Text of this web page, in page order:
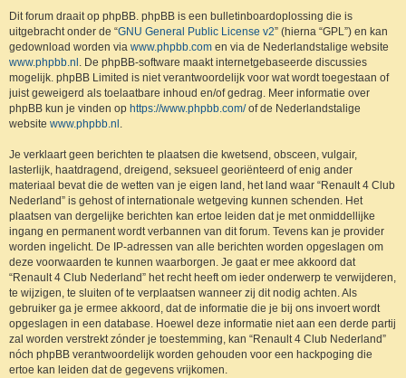
Dit forum draait op phpBB. phpBB is een bulletinboardoplossing die is
uitgebracht onder de “GNU General Public License v2” (hierna “GPL”) en kan
gedownload worden via www.phpbb.com en via de Nederlandstalige website
www.phpbb.nl . De phpBB-software maakt internetgebaseerde discussies
mogelijk. phpBB Limited is niet verantwoordelijk voor wat wordt toegestaan of
juist geweigerd als toelaatbare inhoud en/of gedrag. Meer informatie over
phpBB kun je vinden op https://www.phpbb.com/of de Nederlandstalige
website www.phpbb.nl .
Je verklaart geen berichten te plaatsen die kwetsend, obsceen, vulgair,
lasterlijk, haatdragend, dreigend, seksueel georiënteerd of enig ander
materiaal bevat die de wetten van je eigen land, het land waar “Renault 4 Club
Nederland” is gehost of internationale wetgeving kunnen schenden. Het
plaatsen van dergelijke berichten kan ertoe leiden dat je met onmiddellijke
ingang en permanent wordt verbannen van dit forum. Tevens kan je provider
worden ingelicht. De IP-adressen van alle berichten worden opgeslagen om
deze voorwaarden te kunnen waarborgen. Je gaat er mee akkoord dat
“Renault 4 Club Nederland” het recht heeft om ieder onderwerp te verwijderen,
te wijzigen, te sluiten of te verplaatsen wanneer zij dit nodig achten. Als
gebruiker ga je ermee akkoord, dat de informatie die je bij ons invoert wordt
opgeslagen in een database. Hoewel deze informatie niet aan een derde partij
zal worden verstrekt zónder je toestemming, kan “Renault 4 Club Nederland”
nóch phpBB verantwoordelijk worden gehouden voor een hackpoging die
ertoe kan leiden dat de gegevens vrijkomen.